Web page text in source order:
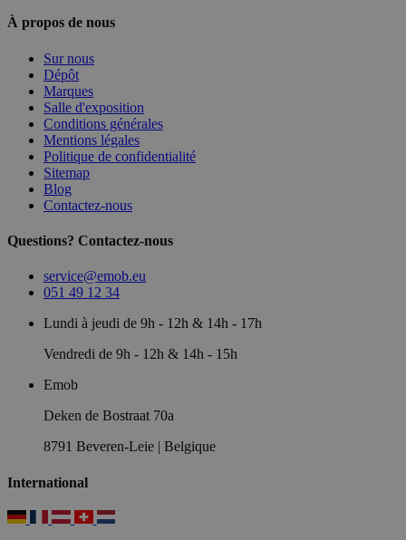
À propos de nous
Sur nous
Dépôt
Marques
Salle d'exposition
Conditions générales
Mentions légales
Politique de confidentialité
Sitemap
Blog
Contactez-nous
Questions? Contactez-nous
service@emob.eu
051 49 12 34
Lundi à jeudi de 9h - 12h & 14h - 17h
Vendredi de 9h - 12h & 14h - 15h
Emob
Deken de Bostraat 70a
8791 Beveren-Leie | Belgique
International